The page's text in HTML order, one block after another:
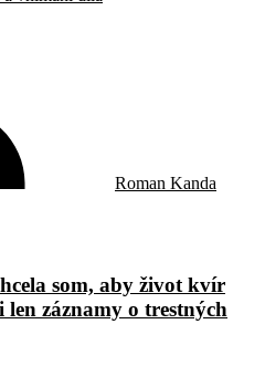
Roman Kanda
som, aby život kvír
záznamy o trestných